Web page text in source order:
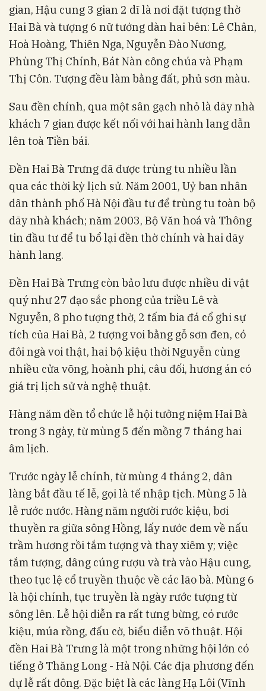
gian, Hậu cung 3 gian 2 dĩ là nơi đặt tượng thờ
Hai Bà và tượng 6 nữ tướng dàn hai bên: Lê Chân,
Hoà Hoàng, Thiên Nga, Nguyễn Đào Nương,
Phùng Thị Chính, Bát Nàn công chúa và Phạm
Thị Côn. Tượng đều làm bằng đất, phủ sơn màu.
Sau đền chính, qua một sân gạch nhỏ là dãy nhà
khách 7 gian được kết nối với hai hành lang dẫn
lên toà Tiền bái.
Đền Hai Bà Trưng đã được trùng tu nhiều lần
qua các thời kỳ lịch sử. Năm 2001, Uỷ ban nhân
dân thành phố Hà Nội đầu tư để trùng tu toàn bộ
dãy nhà khách; năm 2003, Bộ Văn hoá và Thông
tin đầu tư để tu bổ lại đền thờ chính và hai dãy
hành lang.
Đền Hai Bà Trưng còn bảo lưu được nhiều di vật
quý như 27 đạo sắc phong của triều Lê và
Nguyễn, 8 pho tượng thờ, 2 tấm bia đá cổ ghi sự
tích của Hai Bà, 2 tượng voi bằng gỗ sơn đen, có
đôi ngà voi thật, hai bộ kiệu thời Nguyễn cùng
nhiều cửa võng, hoành phi, câu đối, hương án có
giá trị lịch sử và nghệ thuật.
Hàng năm đền tổ chức lễ hội tưởng niệm Hai Bà
trong 3 ngày, từ mùng 5 đến mồng 7 tháng hai
âm lịch.
Trước ngày lễ chính, từ mùng 4 tháng 2, dân
làng bắt đầu tế lễ, gọi là tế nhập tịch. Mùng 5 là
lễ rước nước. Hàng năm người rước kiệu, bơi
thuyền ra giữa sông Hồng, lấy nước đem về nấu
trầm hương rồi tắm tượng và thay xiêm y; việc
tắm tượng, dâng cúng rượu và trà vào Hậu cung,
theo tục lệ cổ truyền thuộc về các lão bà. Mùng 6
là hội chính, tục truyền là ngày rước tượng từ
sông lên. Lễ hội diễn ra rất tưng bừng, có rước
kiệu, múa rồng, đấu cờ, biểu diễn võ thuật. Hội
đền Hai Bà Trưng là một trong những hội lớn có
tiếng ở Thăng Long - Hà Nội. Các địa phương đến
dự lễ rất đông. Đặc biệt là các làng Hạ Lôi (Vĩnh